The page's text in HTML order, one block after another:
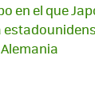
en el que